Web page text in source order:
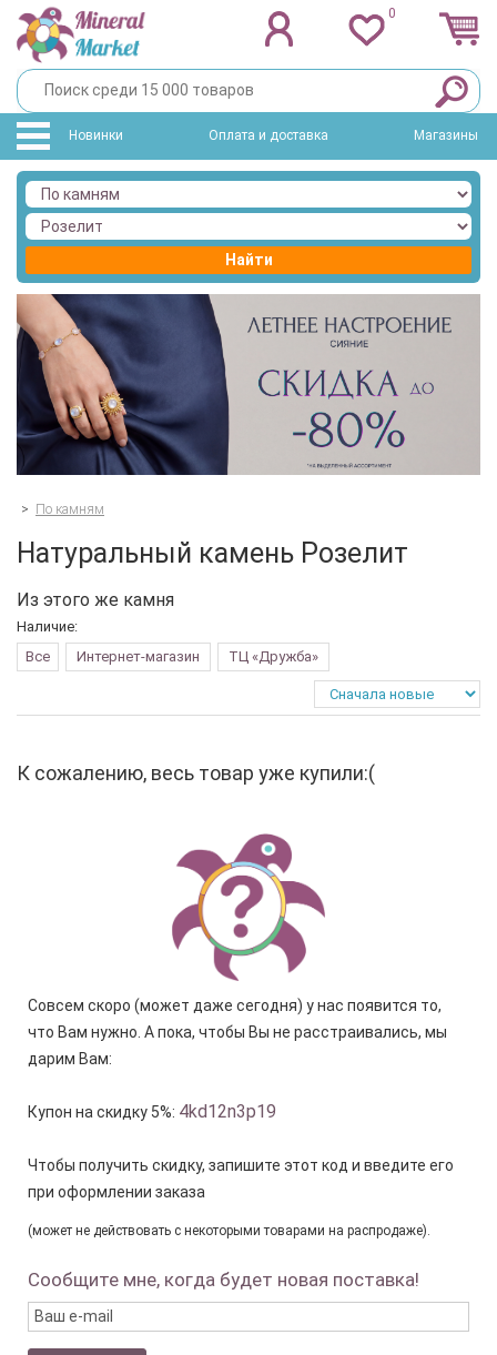
0
Новинки Оплата и доставка Магазины
Найти
> По камням
Натуральный камень Розелит
Из этого же камня
Наличие:
Все
Интернет-магазин ТЦ «Дружба»
К сожалению, весь товар уже купили:(
Совсем скоро (может даже сегодня) у нас появится то,
что Вам нужно. А пока, чтобы Вы не расстраивались, мы
дарим Вам:
Купон на скидку 5%: 4kd12n3p19
Чтобы получить скидку, запишите этот код и введите его
при оформлении заказа
(может не действовать с некоторыми товарами на распродаже).
Сообщите мне, когда будет новая поставка!